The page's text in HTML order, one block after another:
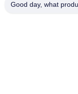
Good day, what